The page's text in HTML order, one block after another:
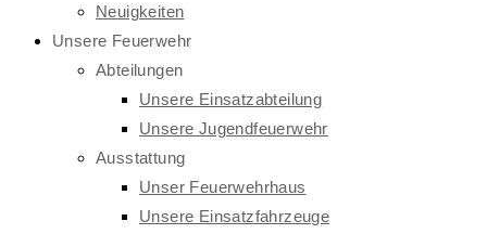
Neuigkeiten
Unsere Feuerwehr
Abteilungen
Unsere Einsatzabteilung
Unsere Jugendfeuerwehr
Ausstattung
Unser Feuerwehrhaus
Unsere Einsatzfahrzeuge